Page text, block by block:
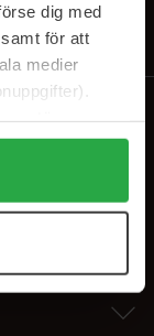
dig med
för att
medier
du
anpassa
helst återkalla
.